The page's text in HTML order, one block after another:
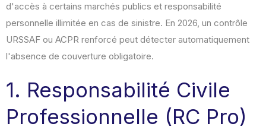
d'accès à certains marchés publics et responsabilité
personnelle illimitée en cas de sinistre. En 2026, un contrôle
URSSAF ou ACPR renforcé peut détecter automatiquement
l'absence de couverture obligatoire.
1. Responsabilité Civile
Professionnelle (RC Pro)